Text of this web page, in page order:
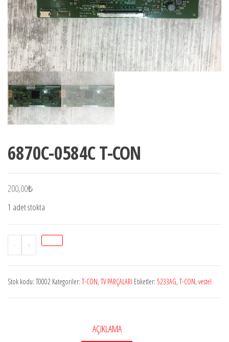
6870C-0584C T-CON
200,00₺
1 adet stokta
-
6870C-
0584C
CON
+
Stok kodu: T0002 Kategoriler: T-CON, TV PARÇALARI Etiketler: 5233AG, T-CON, vestel
AÇIKLAMA